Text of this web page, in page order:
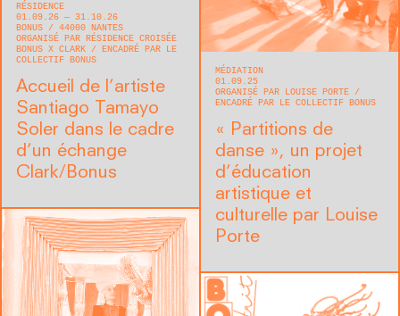
RÉSIDENCE
01.09.26 — 31.10.26
BONUS
44000 NANTES
ORGANISÉ PAR RÉSIDENCE CROISÉE
BONUS X CLARK
ENCADRÉ PAR LE
COLLECTIF BONUS
Accueil de l’artiste
Santiago Tamayo
Soler dans le cadre
d’un échange
Clark/Bonus
MÉDIATION
01.09.25
ORGANISÉ PAR LOUISE PORTE
ENCADRÉ PAR LE COLLECTIF BONUS
« Partitions de
danse », un projet
d’éducation
artistique et
culturelle par Louise
Porte